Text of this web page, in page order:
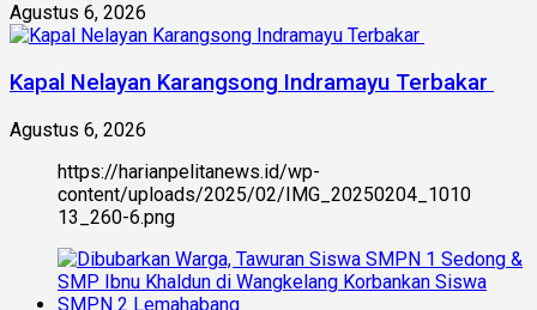
Agustus 6, 2026
Kapal Nelayan Karangsong Indramayu Terbakar
Agustus 6, 2026
https://harianpelitanews.id/wp-
content/uploads/2025/02/IMG_20250204_1010
13_260-6.png